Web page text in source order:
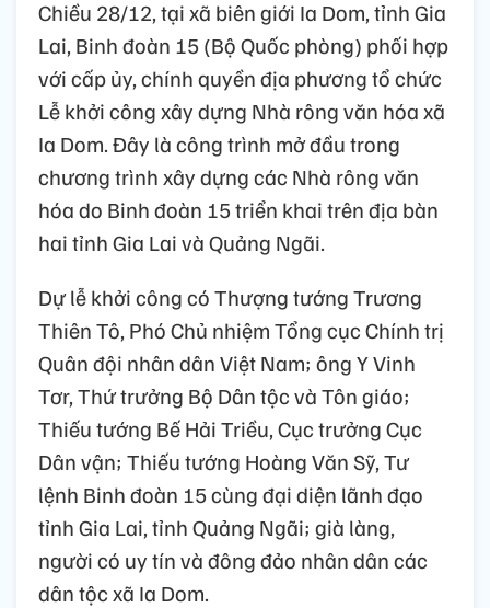
Chiều 28/12, tại xã biên giới Ia Dom, tỉnh Gia
Lai, Binh đoàn 15 (Bộ Quốc phòng) phối hợp
với cấp ủy, chính quyền địa phương tổ chức
Lễ khởi công xây dựng Nhà rông văn hóa xã
Ia Dom. Đây là công trình mở đầu trong
chương trình xây dựng các Nhà rông văn
hóa do Binh đoàn 15 triển khai trên địa bàn
hai tỉnh Gia Lai và Quảng Ngãi.
Dự lễ khởi công có Thượng tướng Trương
Thiên Tô, Phó Chủ nhiệm Tổng cục Chính trị
Quân đội nhân dân Việt Nam; ông Y Vinh
Tơr, Thứ trưởng Bộ Dân tộc và Tôn giáo;
Thiếu tướng Bế Hải Triều, Cục trưởng Cục
Dân vận; Thiếu tướng Hoàng Văn Sỹ, Tư
lệnh Binh đoàn 15 cùng đại diện lãnh đạo
tỉnh Gia Lai, tỉnh Quảng Ngãi; già làng,
người có uy tín và đông đảo nhân dân các
dân tộc xã Ia Dom.